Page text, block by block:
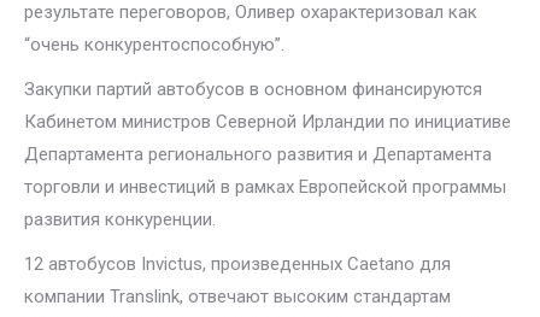
результате переговоров, Оливер охарактеризовал как
“очень конкурентоспособную”.
Закупки партий автобусов в основном финансируются
Кабинетом министров Северной Ирландии по инициативе
Департамента регионального развития и Департамента
торговли и инвестиций в рамках Европейской программы
развития конкуренции.
12 автобусов Invictus, произведенных Caetano для
компании Translink, отвечают высоким стандартам